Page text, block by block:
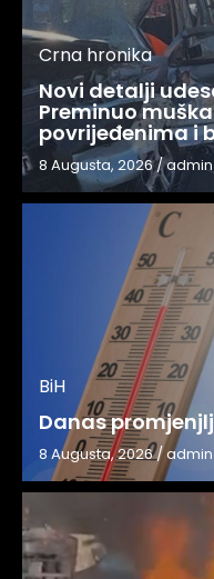
Crna hronika
Novi detalji
Preminuo
povrijeđenima i
8 Augusta, 2026/admin
BiH
Danas
8 Augusta, 2026/admin